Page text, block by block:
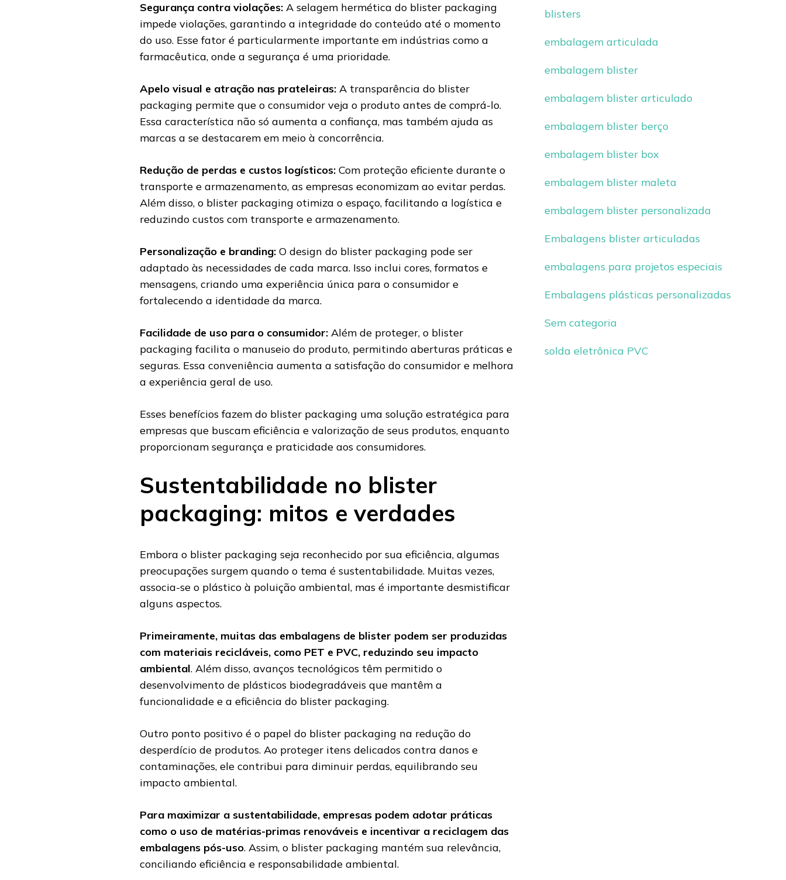
Segurança contra violações: A selagem hermética do blister packaging
impede violações, garantindo a integridade do conteúdo até o momento
do uso. Esse fator é particularmente importante em indústrias como a
farmacêutica, onde a segurança é uma prioridade.
Apelo visual e atração nas prateleiras: A transparência do blister
packaging permite que o consumidor veja o produto antes de comprá-lo.
Essa característica não só aumenta a confiança, mas também ajuda as
marcas a se destacarem em meio à concorrência.
Redução de perdas e custos logísticos: Com proteção eficiente durante o
transporte e armazenamento, as empresas economizam ao evitar perdas.
Além disso, o blister packaging otimiza o espaço, facilitando a logística e
reduzindo custos com transporte e armazenamento.
Personalização e branding: O design do blister packaging pode ser
adaptado às necessidades de cada marca. Isso inclui cores, formatos e
mensagens, criando uma experiência única para o consumidor e
fortalecendo a identidade da marca.
Facilidade de uso para o consumidor: Além de proteger, o blister
packaging facilita o manuseio do produto, permitindo aberturas práticas e
seguras. Essa conveniência aumenta a satisfação do consumidor e melhora
a experiência geral de uso.
Esses benefícios fazem do blister packaging uma solução estratégica para
empresas que buscam eficiência e valorização de seus produtos, enquanto
proporcionam segurança e praticidade aos consumidores.
Sustentabilidade no blister
packaging: mitos e verdades
Embora o blister packaging seja reconhecido por sua eficiência, algumas
preocupações surgem quando o tema é sustentabilidade. Muitas vezes,
associa-se o plástico à poluição ambiental, mas é importante desmistificar
alguns aspectos.
Primeiramente, muitas das embalagens de blister podem ser produzidas
com materiais recicláveis, como PET e PVC, reduzindo seu impacto
ambiental. Além disso, avanços tecnológicos têm permitido o
desenvolvimento de plásticos biodegradáveis que mantêm a
funcionalidade e a eficiência do blister packaging.
Outro ponto positivo é o papel do blister packaging na redução do
desperdício de produtos. Ao proteger itens delicados contra danos e
contaminações, ele contribui para diminuir perdas, equilibrando seu
impacto ambiental.
Para maximizar a sustentabilidade, empresas podem adotar práticas
como o uso de matérias-primas renováveis e incentivar a reciclagem das
embalagens pós-uso. Assim, o blister packaging mantém sua relevância,
conciliando eficiência e responsabilidade ambiental.
blisters
embalagem articulada
embalagem blister
embalagem blister articulado
embalagem blister berço
embalagem blister box
embalagem blister maleta
embalagem blister personalizada
Embalagens blister articuladas
embalagens para projetos especiais
Embalagens plásticas personalizadas
Sem categoria
solda eletrônica PVC